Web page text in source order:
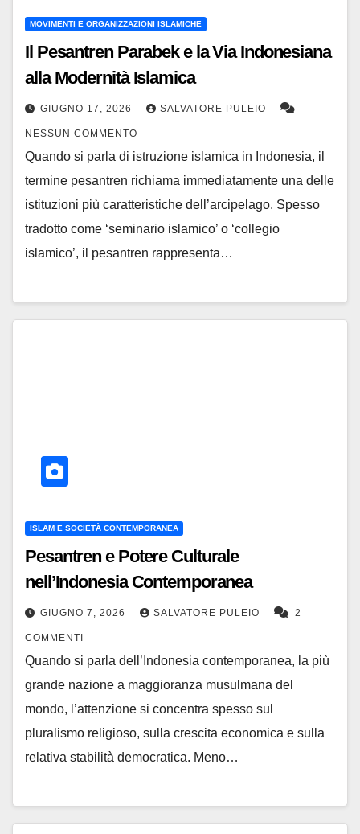
MOVIMENTI E ORGANIZZAZIONI ISLAMICHE
Il Pesantren Parabek e la Via Indonesiana
alla Modernità Islamica
GIUGNO 17, 2026 SALVATORE PULEIO
NESSUN COMMENTO
Quando si parla di istruzione islamica in Indonesia, il
termine pesantren richiama immediatamente una delle
istituzioni più caratteristiche dell’arcipelago. Spesso
tradotto come ‘seminario islamico’ o ‘collegio
islamico’, il pesantren rappresenta…
ISLAM E SOCIETÀ CONTEMPORANEA
Pesantren e Potere Culturale
nell’Indonesia Contemporanea
GIUGNO 7, 2026 SALVATORE PULEIO 2
COMMENTI
Quando si parla dell’Indonesia contemporanea, la più
grande nazione a maggioranza musulmana del
mondo, l’attenzione si concentra spesso sul
pluralismo religioso, sulla crescita economica e sulla
relativa stabilità democratica. Meno…